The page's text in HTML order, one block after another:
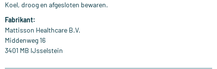
Koel, droog en afgesloten bewaren.
Fabrikant:
Mattisson Healthcare B.V.
Middenweg 16
3401 MB IJsselstein